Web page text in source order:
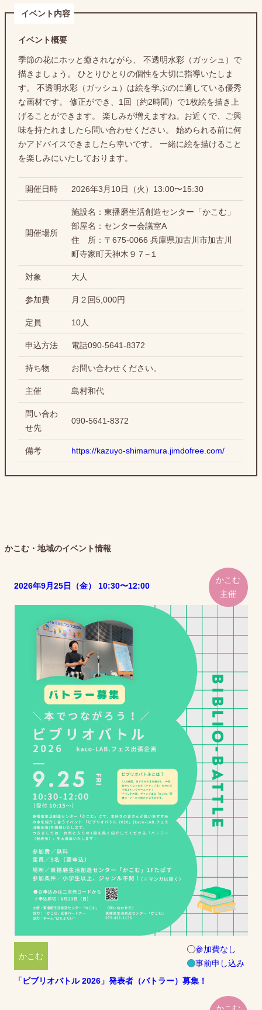
イベント内容
イベント概要
季節の花にホッと癒されながら、 不透明水彩（ガッシュ）で
描きましょう。 ひとりひとりの個性を大切に指導いたしま
す。 不透明水彩（ガッシュ）は絵を学ぶのに適している優秀
な画材です。 修正ができ、1回（約2時間）で1枚絵を描き上
げることができます。 楽しみが増えますね。お近くで、ご興
味を持たれましたら問い合わせください。 始められる前に何
かアドバイスできましたら幸いです。 一緒に絵を描けること
を楽しみにいたしております。
開催日時 2026年3月10日（火）13:00〜15:30
開催場所
施設名：東播磨生活創造センター「かこむ」
部屋名：センター会議室A
住 所：〒675-0066 兵庫県加古川市加古川
町寺家町天神木９７−１
対象 大人
参加費 月２回5,000円
定員 10人
申込方法 電話090-5641-8372
持ち物 お問い合わせください。
主催 島村和代
問い合わ
せ先
090-5641-8372
備考 https://kazuyo-shimamura.jimdofree.com/
かこむ・地域のイベント情報
2026年9月25日（金） 10:30〜12:00
かこむ
主催
かこむ
参加費なし
事前申し込み
「ビブリオバトル 2026」発表者（バトラー）募集！